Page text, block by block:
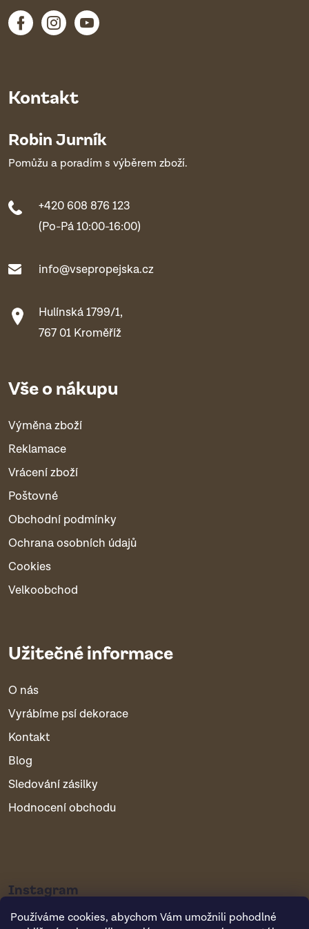
Používáme cookies, abychom Vám umožnili pohodlné
Kontakt
Robin Jurník
Pomůžu a poradím s výběrem zboží.
+420 608 876 123
(Po-Pá 10:00-16:00)
info@vsepropejska.cz
Hulínská 1799/1,
767 01 Kroměříž
Vše o nákupu
Výměna zboží
Reklamace
Vrácení zboží
Poštovné
Obchodní podmínky
Ochrana osobních údajů
Cookies
Velkoobchod
Užitečné informace
O nás
Vyrábíme psí dekorace
Kontakt
Blog
Sledování zásilky
Hodnocení obchodu
Instagram